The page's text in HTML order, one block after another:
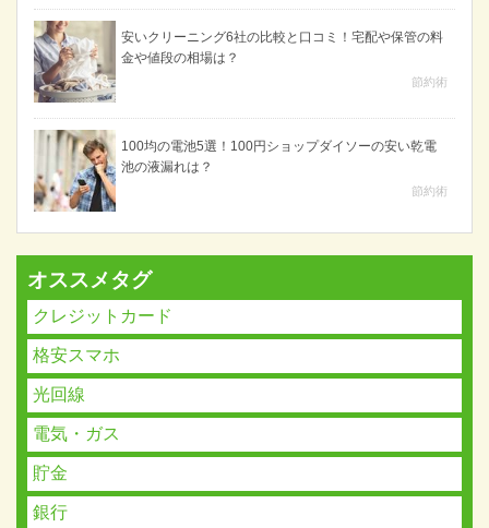
安いクリーニング6社の比較と口コミ！宅配や保管の料
金や値段の相場は？
節約術
100均の電池5選！100円ショップダイソーの安い乾電
池の液漏れは？
節約術
オススメタグ
クレジットカード
格安スマホ
光回線
電気・ガス
貯金
銀行